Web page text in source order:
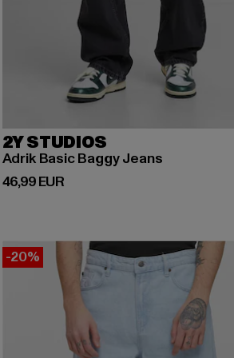
2Y STUDIOS
Adrik Basic Baggy Jeans
46,99 EUR
Derzeitiger Preis: 46,99 EUR
-20%